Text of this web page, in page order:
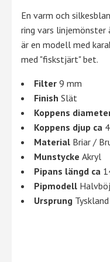
En varm och
ring vars linjemönster
är en modell med
med "fiskstjärt" bet.
Filter 9 mm
Finish Slät
Koppens
Koppens djup ca
Material Briar /
Munstycke Akryl
Pipans längd ca
Pipmodell
Ursprung Tyskland